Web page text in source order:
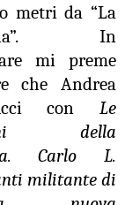
metri da “La
In
mi preme
che Andrea
con Le
della
Carlo L.
militante di